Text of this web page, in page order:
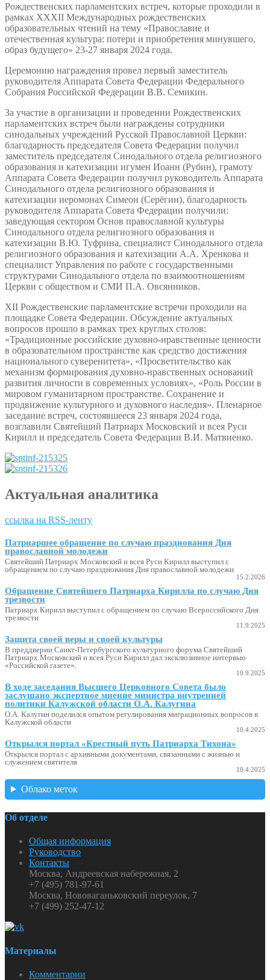
Рождественских парламентских встреч, которые проходили в
рамках XXXII Международных рождественских
образовательных чтений на тему «Православие и
отечественная культура: потери и приобретения минувшего,
образ будущего» 23-27 января 2024 года.
Церемонию награждения провел первый заместитель
руководителя Аппарата Совета Федерации Федерального
Собрания Российской Федерации В.В. Семикин.
За участие в организации и проведении Рождественских
парламентских встреч были награждены сотрудники
синодальных учреждений Русской Православной Церкви:
благодарность председателя Совета Федерации получил
заместитель председателя Синодального отдела религиозного
образования и катехизации игумен Иоанн (Рубин), грамоту
Аппарата Совета Федерации получил руководитель Аппарата
Синодального отдела религиозного образования и
катехизации иеромонах Симеон (Серёгин), благодарность
руководителя Аппарата Совета Федерации получили:
заведующая сектором Основ православной культуры
Синодального отдела религиозного образования и
катехизации В.Ю. Туфрина, специалист Синодального отдела
религиозного образования и катехизации А.А. Хренкова и
специалист Управления по работе с государственными
структурами Синодального отдела по взаимоотношениям
Церкви с обществом и СМИ П.А. Овсянников.
XII Рождественские парламентские встречи проходили на
площадке Совета Федерации. Обсуждение актуальных
вопросов прошло в рамках трех круглых столов:
«Традиционные российские духовно-нравственные ценности
в образовательном пространстве как средство достижения
национального суверенитета», «Просветительство как
механизм формирования духовно-нравственных оснований
развития личности в современных условиях», «Роль России в
мировом гуманитарном пространстве. Сохранение и
продвижение культурного и духовного наследия». Пленарное
заседание встреч, состоявшееся 23 января 2024 года,
возглавили Святейший Патриарх Московский и всея Руси
Кирилл и председатель Совета Федерации В.И. Матвиенко.
Актуальная аналитика
ссылка на RSS-ленту
Патриаршее обращение по случаю празднования Дня
православной молодежи
Святейший Патриарх Московский и всея Руси Кирилл выступил с
обращением по случаю празднования Дня православной молодежи
15.2.2026
Обращение Святейшего Патриарха Кирилла по случаю Дня
трезвости
Патриарх Кирилл выступил с обращением по случаю Всероссийского Дня
трезвости
11.9.2025
Защита своей веры и своей культуры
В преддверии Санкт-Петербургского культурного форума Святейший
Патриарх Московский и всея Руси Кирилл дал эксклюзивное интервью
«Российской газете».
10.9.2025
В ходе заседания Высшего Церковного Совета было
заслушано экспертное мнение министра внутренней
политики Калужской области О.А. Калугина
О.А. Калугин поделился опытом регулирования миграционных вопросов в
Калужской области
10.4.2025
Открылся портал «Крестный путь Патриарха Тихона»
Открылся портал с архивными документами, связанными с жизнью и
служением святителя
10.4.2025
Облако меток
Об отделе
Общая информация
Руководство
Контакты
Москва, Андреевская набережная, 2
+7 (495) 781-97-61
Москва, Нововаганьковский переулок, 7
+7 (499) 252-47-12
Материалы
Комментарии